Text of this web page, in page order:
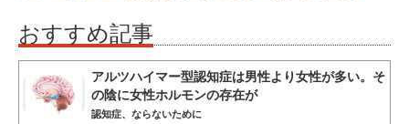
おすすめ記事
アルツハイマー型認知症は男性より女性が多い。そ
の陰に女性ホルモンの存在が
認知症、ならないために